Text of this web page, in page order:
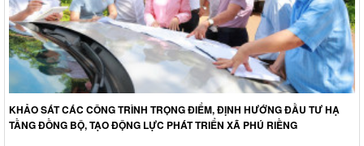
KHẢO SÁT CÁC CÔNG TRÌNH TRỌNG ĐIỂM, ĐỊNH HƯỚNG ĐẦU TƯ HẠ
TẦNG ĐỒNG BỘ, TẠO ĐỘNG LỰC PHÁT TRIỂN XÃ PHÚ RIỀNG